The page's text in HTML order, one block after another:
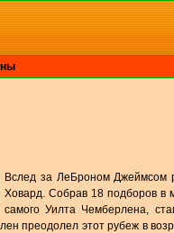
Вслед за ЛеБроном Джеймсом
Ховард. Собрав 18 подборов в
самого Уилта Чемберлена,
преодолел этот рубеж в